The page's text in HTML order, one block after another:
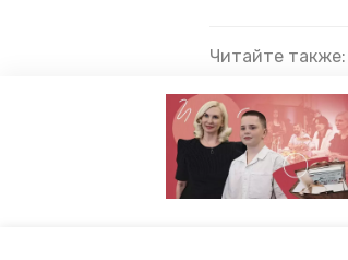
Читайте также:
Глава
для молодёжи
Эксперт: